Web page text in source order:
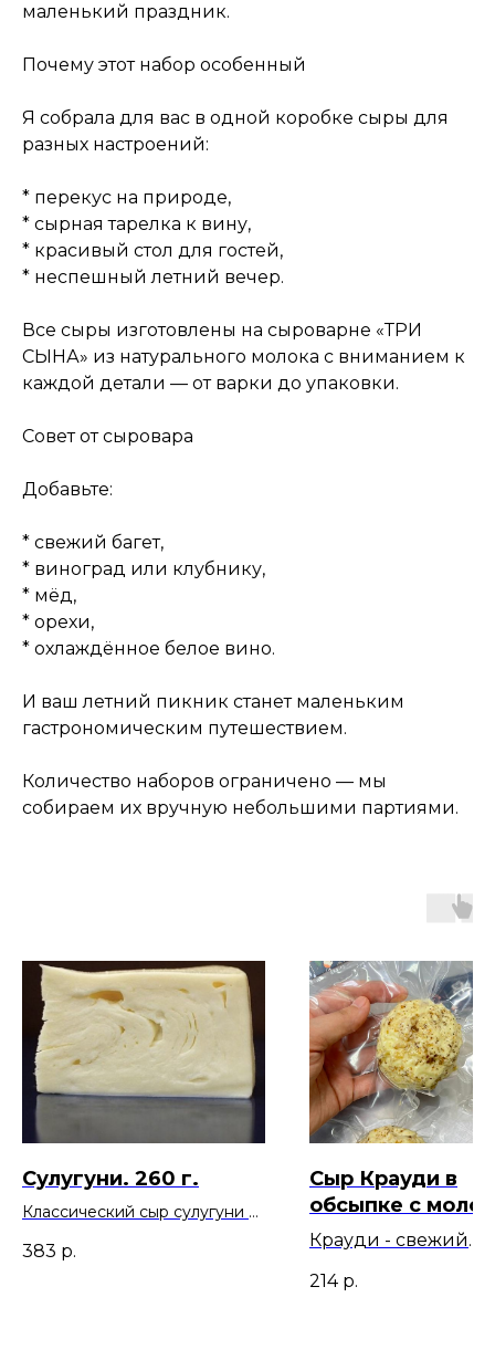
маленький праздник.
Почему этот набор особенный
Я собрала для вас в одной коробке сыры для
разных настроений:
* перекус на природе,
* сырная тарелка к вину,
* красивый стол для гостей,
* неспешный летний вечер.
Все сыры изготовлены на сыроварне «ТРИ
СЫНА» из натурального молока с вниманием к
каждой детали — от варки до упаковки.
Совет от сыровара
Добавьте:
* свежий багет,
* виноград или клубнику,
* мёд,
* орехи,
* охлаждённое белое вино.
И ваш летний пикник станет маленьким
гастрономическим путешествием.
Количество наборов ограничено — мы
собираем их вручную небольшими партиями.
Сулугуни. 260 г.
Классический сыр сулугуни в
головки.
383 р.
Сыр Крауди в
обсыпке с
грецкими
Крауди - свежий
готовят из
214 р.